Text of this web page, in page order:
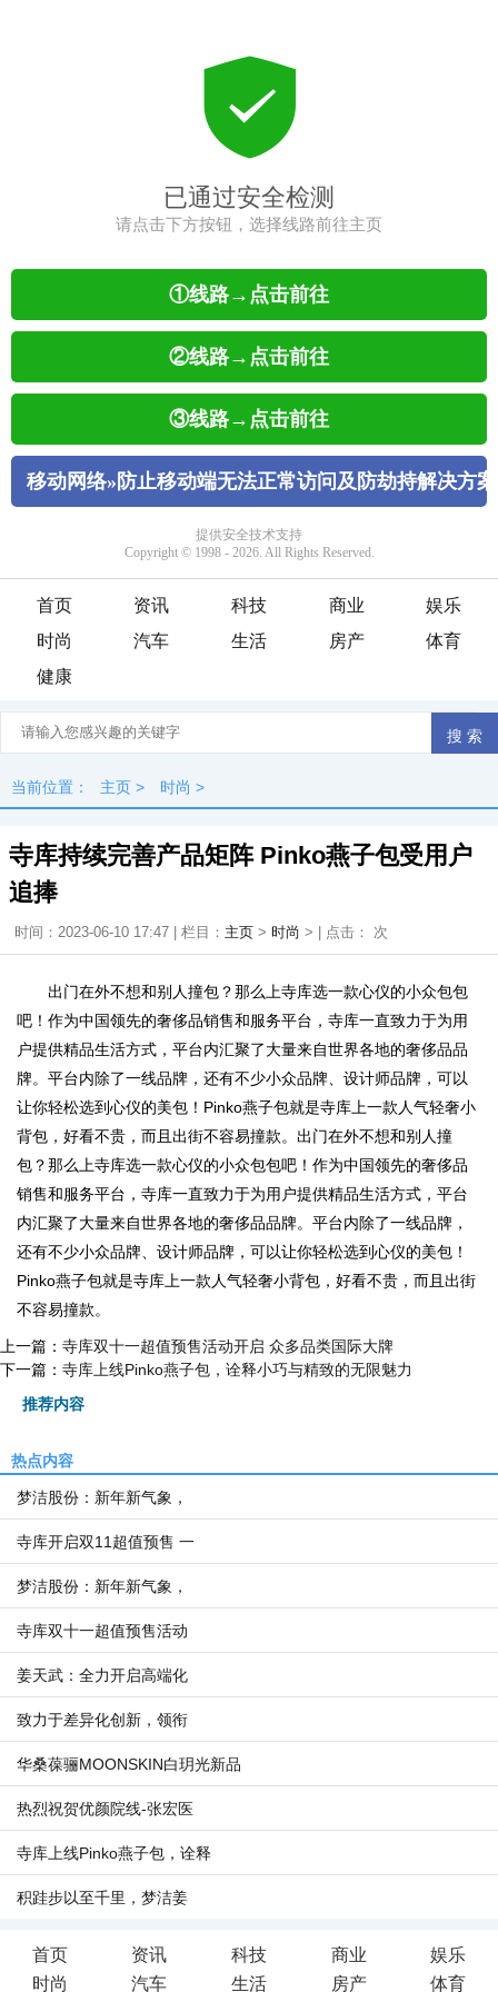
首页 资讯 科技 商业
娱乐
时尚
汽车 生活 房产
体育
健康
当前位置： 主页 > 时尚 >
寺库持续完善产品矩阵 Pinko燕子包受用户
追捧
时间：2023-06-10 17:47 | 栏目： 主页 > 时尚 > | 点击： 次
出门在外不想和别人撞包？那么上寺库选一款心仪的小众包包
吧！作为中国领先的奢侈品销售和服务平台，寺库一直致力于为用
户提供精品生活方式，平台内汇聚了大量来自世界各地的奢侈品品
牌。平台内除了一线品牌，还有不少小众品牌、设计师品牌，可以
让你轻松选到心仪的美包！Pinko燕子包就是寺库上一款人气轻奢小
背包，好看不贵，而且出街不容易撞款。出门在外不想和别人撞
包？那么上寺库选一款心仪的小众包包吧！作为中国领先的奢侈品
销售和服务平台，寺库一直致力于为用户提供精品生活方式，平台
内汇聚了大量来自世界各地的奢侈品品牌。平台内除了一线品牌，
还有不少小众品牌、设计师品牌，可以让你轻松选到心仪的美包！
Pinko燕子包就是寺库上一款人气轻奢小背包，好看不贵，而且出街
不容易撞款。
上一篇： 寺库双十一超值预售活动开启 众多品类国际大牌
下一篇： 寺库上线Pinko燕子包，诠释小巧与精致的无限魅力
推荐内容
热点内容
梦洁股份：新年新气象，
寺库开启双11超值预售 一
梦洁股份：新年新气象，
寺库双十一超值预售活动
姜天武：全力开启高端化
致力于差异化创新，领衔
华桑葆骊MOONSKIN白玥光新品
热烈祝贺优颜院线-张宏医
寺库上线Pinko燕子包，诠释
积跬步以至千里，梦洁姜
首页 资讯 科技 商业
娱乐
时尚
汽车 生活 房产 体育